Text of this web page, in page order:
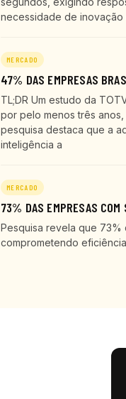
necessidade de inovação
MERCADO
47% DAS EMPRESAS
TL;DR Um estudo da
por pelo menos três
pesquisa destaca que a
inteligência a
MERCADO
73% DAS EMPRESAS COM
Pesquisa revela que 73%
comprometendo